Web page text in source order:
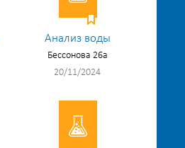
Анализ воды
Бессонова 26а
20/11/2024